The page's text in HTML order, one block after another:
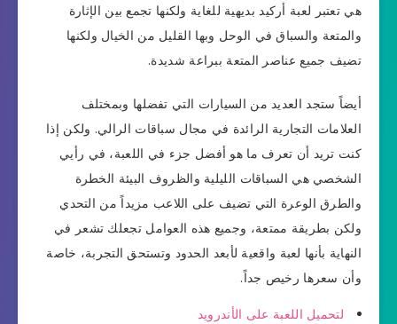
هي تعتبر لعبة أركيد بديهية للغاية ولكنها تجمع بين الإثارة
والمتعة والسباق في الوحل وبها القليل من الخيال ولكنها
تضيف جميع عناصر المتعة ببراعة شديدة.
أيضاً ستجد العديد من السيارات التي تفضلها وبمختلف
العلامات التجارية الرائدة في مجال سباقات الرالي. ولكن إذا
كنت تريد أن تعرف ما هو أفضل جزء في اللعبة، في رأيي
الشخصي هي السباقات الليلية والظروف البيئة الخطرة
والطرق الوعرة التي تضيف على اللاعب مزيداً من التحدي
ولكن بطريقة ممتعة، وجميع هذه العوامل تجعلك تشعر في
النهاية بأنها لعبة واقعية لأبعد الحدود وتستحق التجربة، خاصة
وأن سعرها رخيص جداً.
لتحميل اللعبة على الأندرويد